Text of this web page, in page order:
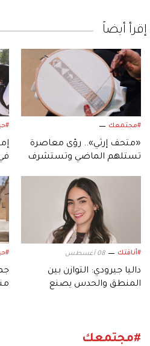
إقرأ أيضاً
#مجتمعك
«متحف إرثي».. رؤى معاصرة
تستلهم الماضي وتستشرف
#أناقتك 08 أغسطس
داليا جيرودي: التوازن بين
المنطق والحدس يصنع
#مجتمعك